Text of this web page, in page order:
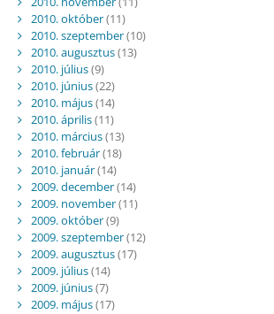
2010. október(11)
2010. szeptember(10)
2010. augusztus(13)
2010. július(9)
2010. június(22)
2010. május(14)
2010. április(11)
2010. március(13)
2010. február(18)
2010. január(14)
2009. december(14)
2009. november(11)
2009. október(9)
2009. szeptember(12)
2009. augusztus(17)
2009. július(14)
2009. június(7)
2009. május(17)